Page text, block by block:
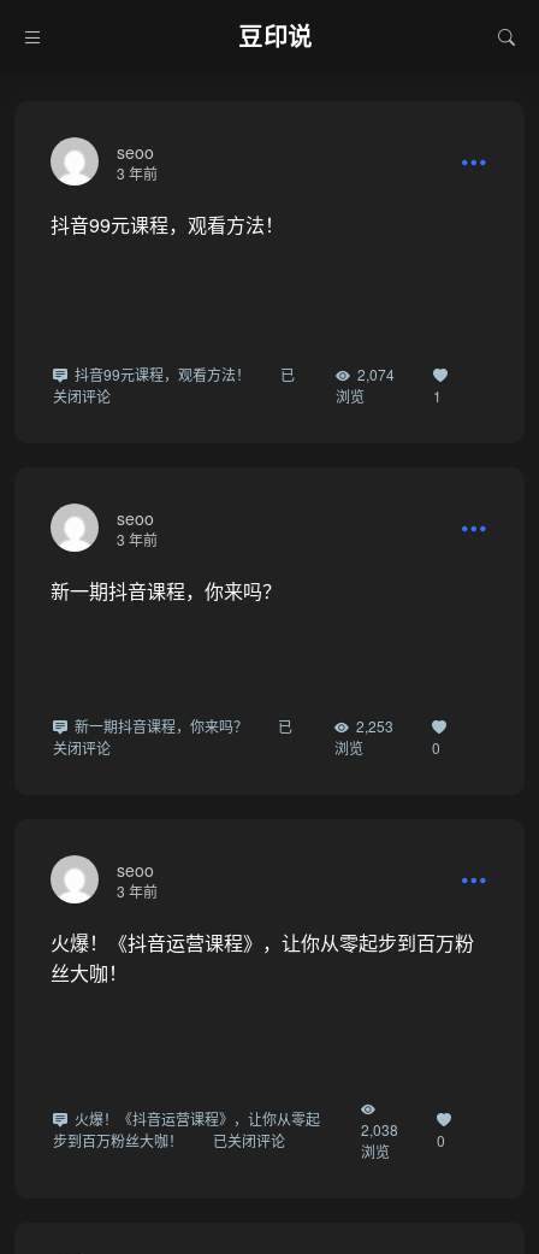
豆印说
seoo
3 年前
抖音99元课程，观看方法！
抖音99元课程，观看方法！
已
关闭评论
2,074
浏览
1
seoo
3 年前
新一期抖音课程，你来吗？
新一期抖音课程，你来吗？
已
关闭评论
2,253
浏览
0
seoo
3 年前
火爆！《抖音运营课程》，让你从零起步到百万粉
丝大咖！
火爆！《抖音运营课程》，让你从零起
步到百万粉丝大咖！
已关闭评论
2,038
浏览
0